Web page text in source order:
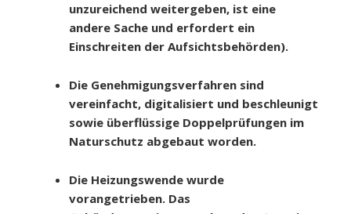
unzureichend weitergeben, ist eine
andere Sache und erfordert ein
Einschreiten der Aufsichtsbehörden).
Die Genehmigungsverfahren sind
vereinfacht, digitalisiert und beschleunigt
sowie überflüssige Doppelprüfungen im
Naturschutz abgebaut worden.
Die Heizungswende wurde
vorangetrieben. Das